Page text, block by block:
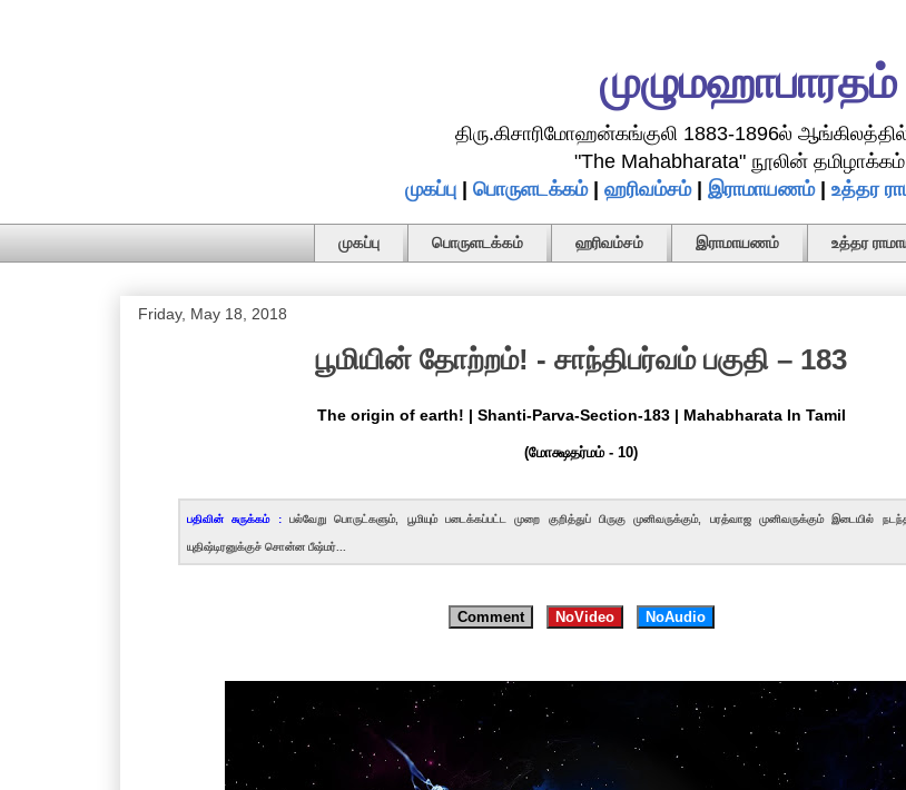
முழுமஹாபாரதம்
திரு.கிசாரிமோஹன்கங்குலி 1883-1896ல்
"The Mahabharata" நூலின்
முகப்பு
பொருளடக்கம்| ஹரிவம்சம்| இராமாயணம்| உத்தர
முகப்பு பொருளடக்கம் ஹரிவம்சம் இராமாயணம் உத்தர
Friday, May 18, 2018
பூமியின் தோற்றம்! - சாந்திபர்வம் பகுதி – 183
The origin of earth! | Shanti-Parva-Section-183 | Mahabharata In Tamil
(மோக்ஷதர்மம் - 10)
பதிவின் சுருக்கம் :பல்வேறு பொருட்களும், பூமியும் படைக்கப்பட்ட முறை குறித்துப் பிருகு முனிவருக்கும், பரத்வாஜ முனிவருக்கும் இடையில்
யுதிஷ்டிரனுக்குச் சொன்ன பீஷ்மர்...
Comment NoVideo NoAudio